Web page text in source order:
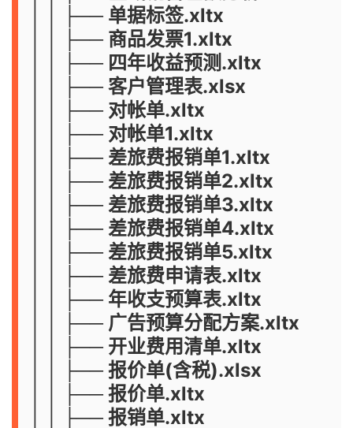
│ │ ├── 单据标签.xltx
│ │ ├── 商品发票1.xltx
│ │ ├── 四年收益预测.xltx
│ │ ├── 客户管理表.xlsx
│ │ ├── 对帐单.xltx
│ │ ├── 对帐单1.xltx
│ │ ├── 差旅费报销单1.xltx
│ │ ├── 差旅费报销单2.xltx
│ │ ├── 差旅费报销单3.xltx
│ │ ├── 差旅费报销单4.xltx
│ │ ├── 差旅费报销单5.xltx
│ │ ├── 差旅费申请表.xltx
│ │ ├── 年收支预算表.xltx
│ │ ├── 广告预算分配方案.xltx
│ │ ├── 开业费用清单.xltx
│ │ ├── 报价单(含税).xlsx
│ │ ├── 报价单.xltx
│ │ ├── 报销单.xltx